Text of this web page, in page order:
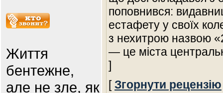
Життя
бентежне,
але не зле, як
поповнився:
естафету у своїх
з нехитрою назвою
— це міста
]
[Згорнути рецензію